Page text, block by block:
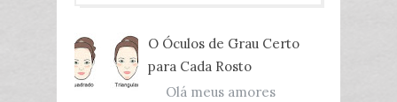
O Óculos de Grau Certo
para Cada Rosto
Olá meus amores